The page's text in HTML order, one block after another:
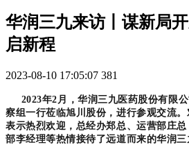
华润三九来访丨谋新局
启新程
2023-08-10 17:05:07 381
2023年2月，华润三九医药股份有限
察组一行莅临旭川股份，进行参观交流
表示热烈欢迎，总经办郑总、运营部庄
部李经理等热情接待了远道而来的华润三